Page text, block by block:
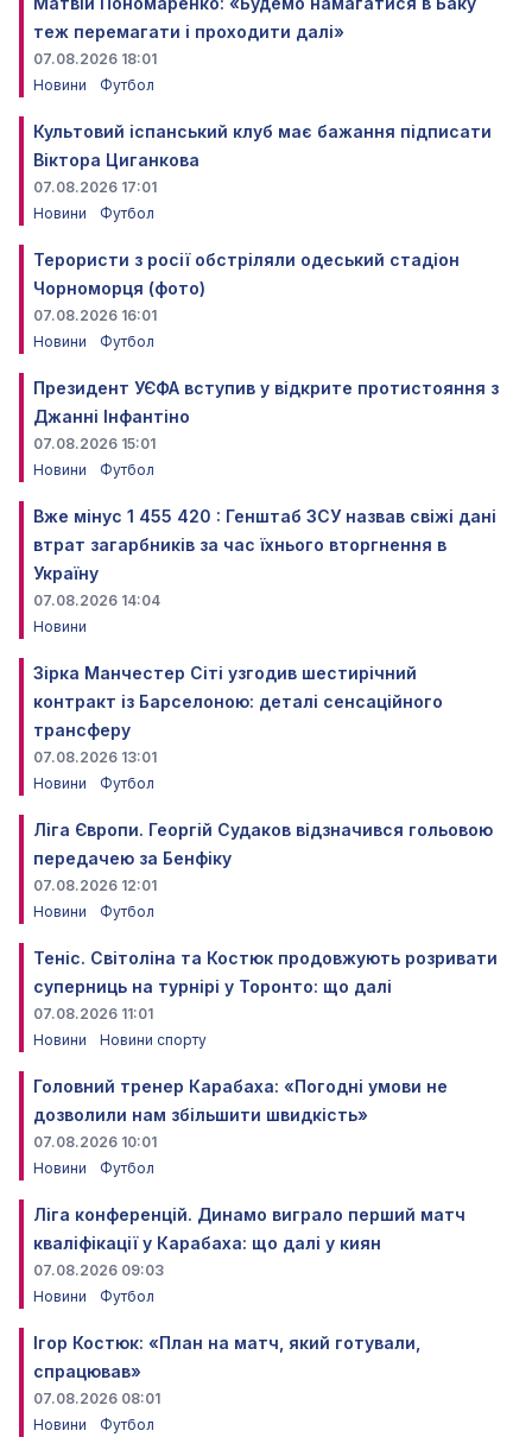
теж перемагати і проходити далі»
07.08.2026 18:01
Новини
Футбол
Культовий іспанський клуб має бажання підписати
Віктора Циганкова
07.08.2026 17:01
Новини
Футбол
Терористи з росії обстріляли одеський стадіон
Чорноморця (фото)
07.08.2026 16:01
Новини
Футбол
Президент УЄФА вступив у відкрите протистояння з
Джанні Інфантіно
07.08.2026 15:01
Новини
Футбол
Вже мінус 1 455 420 : Генштаб ЗСУ назвав свіжі дані
втрат загарбників за час їхнього вторгнення в
Україну
07.08.2026 14:04
Новини
Зірка Манчестер Сіті узгодив шестирічний
контракт із Барселоною: деталі сенсаційного
трансферу
07.08.2026 13:01
Новини
Футбол
Ліга Європи. Георгій Судаков відзначився гольовою
передачею за Бенфіку
07.08.2026 12:01
Новини
Футбол
Теніс. Світоліна та Костюк продовжують розривати
суперниць на турнірі у Торонто: що далі
07.08.2026 11:01
Новини
Новини спорту
Головний тренер Карабаха: «Погодні умови не
дозволили нам збільшити швидкість»
07.08.2026 10:01
Новини
Футбол
Ліга конференцій. Динамо виграло перший матч
кваліфікації у Карабаха: що далі у киян
07.08.2026 09:03
Новини
Футбол
Ігор Костюк: «План на матч, який готували,
спрацював»
07.08.2026 08:01
Новини
Футбол